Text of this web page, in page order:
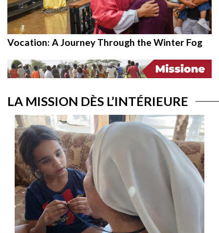
Vocation: A Journey Through the Winter Fog
LA MISSION DÈS L’INTÉRIEURE